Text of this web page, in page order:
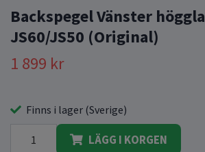
Backspegel Vänster
JS60/JS50 (Original)
1 899 kr
Finns i lager (Sverige)
LÄGG I KORGEN